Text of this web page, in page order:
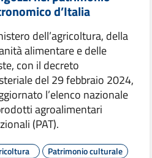
d’Italia
dell’agricoltura, della
alimentare e delle
con il decreto
del 29 febbraio 2024,
l’elenco nazionale
agroalimentari
(PAT).
Patrimonio culturale